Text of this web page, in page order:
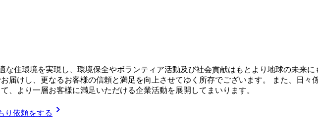
な住環境を実現し、環境保全やボランティア活動及び社会貢献はもとより地球の未来
届けし、更なるお客様の信頼と満足を向上させてゆく所存でございます。 また、日
、より一層お客様に満足いただける企業活動を展開してまいります。
り依頼をする chevron_right